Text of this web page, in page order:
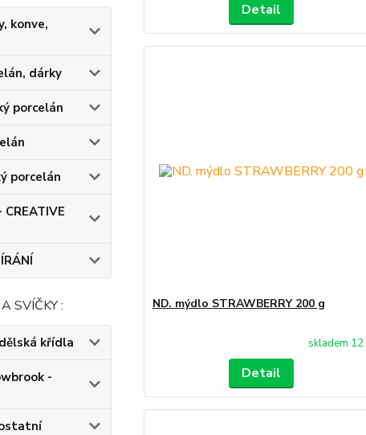
konve,
dárky
porcelán
porcelán
CREATIVE
SVÍČKY :
křídla
-
ostatní
Detail
ND. mýdlo STRAWBERRY 200 g
skladem 12
Detail